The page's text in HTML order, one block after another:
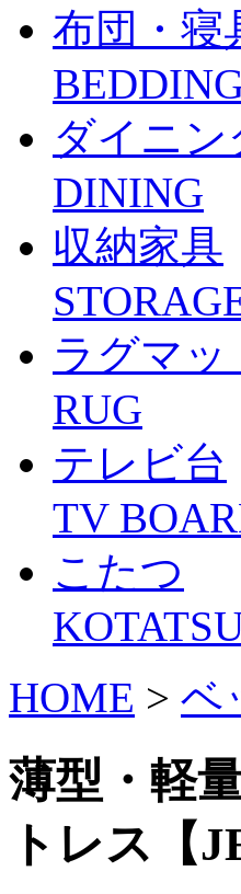
布団・寝
ダイニン
DINING
収納家具
ラグマッ
RUG
テレビ台
TV
こたつ
HOME > ベ
薄型・軽
トレス【